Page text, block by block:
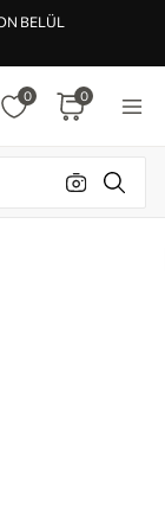
BELÜL
0 0